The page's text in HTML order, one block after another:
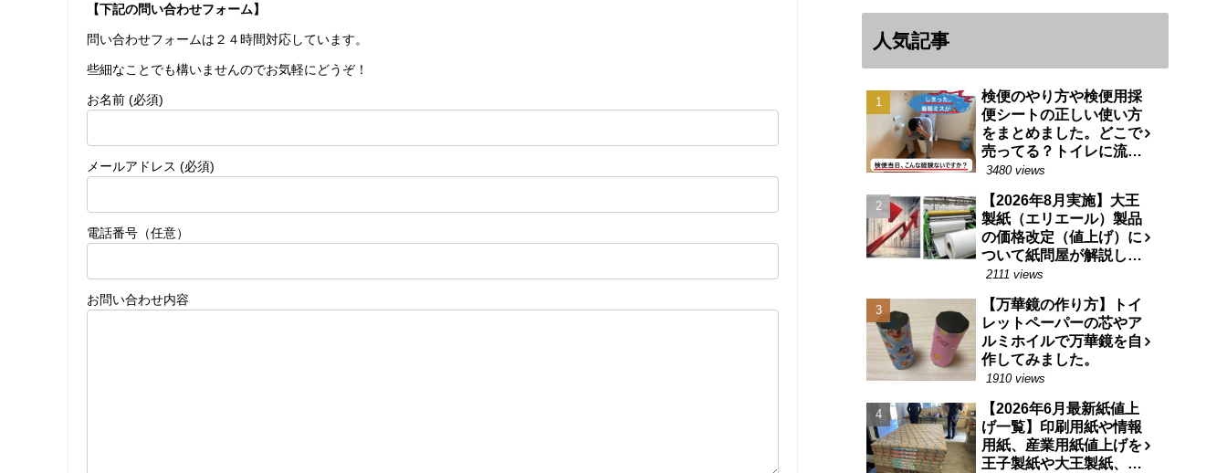
【下記の問い合わせフォーム】
問い合わせフォームは２４時間対応しています。
些細なことでも構いませんのでお気軽にどうぞ！
お名前 (必須)
メールアドレス (必須)
電話番号（任意）
お問い合わせ内容
人気記事
検便のやり方や検便用採
便シートの正しい使い方
をまとめました。どこで
売ってる？トイレに流せ
る特殊な紙です。
3480 views
【2026年8月実施】大王
製紙（エリエール）製品
の価格改定（値上げ）に
ついて紙問屋が解説しま
す
2111 views
【万華鏡の作り方】トイ
レットペーパーの芯やア
ルミホイルで万華鏡を自
作してみました。
1910 views
【2026年6月最新紙値上
げ一覧】印刷用紙や情報
用紙、産業用紙値上げを
王子製紙や大王製紙、日